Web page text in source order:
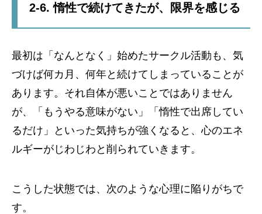
2-6. 惰性で続けてきたが、限界を感じる
最初は「なんとなく」始めたサークル活動も、気
づけば何カ月、何年と続けてしまっていることが
あります。それ自体が悪いことではありません
が、「もうやる意味がない」「惰性で出席してい
るだけ」といった気持ちが強くなると、心のエネ
ルギーがじわじわと削られていきます。
こうした状態では、次のような心理に陥りがちで
す。